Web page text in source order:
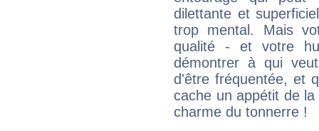
dilettante et
trop mental. Mais
qualité - et votre
démontrer à qui
d'être fréquentée, et
cache un appétit de
charme du tonnerre !